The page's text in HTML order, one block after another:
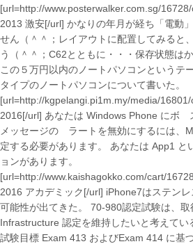
[url=http://www.posterwalker.com.sg/
2013 激安[/url] かなりの年月が経ち「電動
せん（＾＾；レイアウトに配置してみると
う（＾＾；C62とともに・・・保存状態は
この５万円以内のノートパソコンというテ
タイプのノートパソコンについて書いた。
[url=http://kgpelangi.pi1m.my/media/
2016[/url] あなたは Windows Phone にボ
メッセージのゕラートを無効にするには、
定する必要があります。 あなたは App1 と
ョンがあります。
[url=http://www.kaishagokko.com/cart/
2016 アカデミック[/url] iPhone7はステン
可能性が出てきた。 70-980認定試験は、
Infrastructure 認定を維持したいと考えてい
試験目標 Exam 413 およびExam 414 に基